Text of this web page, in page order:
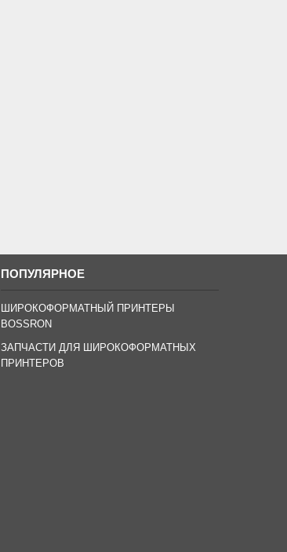
ПОПУЛЯРНОЕ
ШИРОКОФОРМАТНЫЙ ПРИНТЕРЫ
BOSSRON
ЗАПЧАСТИ ДЛЯ ШИРОКОФОРМАТНЫХ
ПРИНТЕРОВ